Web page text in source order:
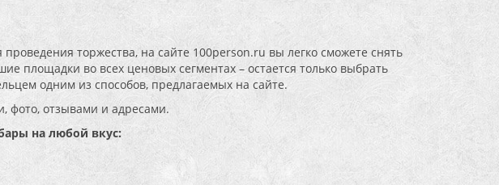
торжества, на сайте 100person.ru вы легко сможете снять
площадки во всех ценовых сегментах – остается только выбрать
одним из способов, предлагаемых на сайте.
фото, отзывами и адресами.
на любой вкус: